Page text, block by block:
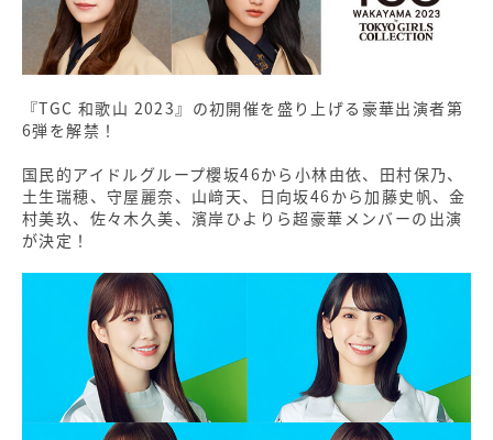
『TGC 和歌山 2023』の初開催を盛り上げる豪華出演者第
6弾を解禁！
国民的アイドルグループ櫻坂46から小林由依、田村保乃、
土生瑞穂、守屋麗奈、山﨑天、日向坂46から加藤史帆、金
村美玖、佐々木久美、濱岸ひよりら超豪華メンバーの出演
が決定！